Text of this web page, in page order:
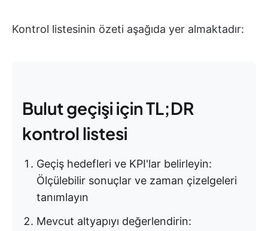
Kontrol listesinin özeti aşağıda yer almaktadır:
Bulut geçişi için TL;DR
kontrol listesi
Geçiş hedefleri ve KPI'lar belirleyin:
Ölçülebilir sonuçlar ve zaman çizelgeleri
tanımlayın
Mevcut altyapıyı değerlendirin: